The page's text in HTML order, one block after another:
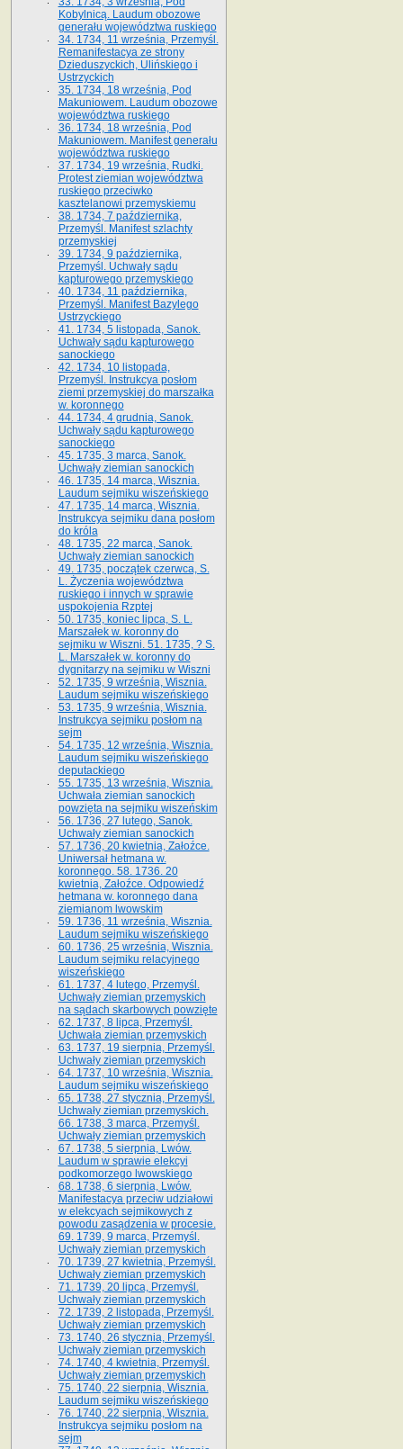
Kobylnicą. Laudum obozowe
generału województwa ruskiego
34. 1734, 11 września, Przemyśl.
Remanifestacya ze strony
Dzieduszyckich, Ulińskiego i
Ustrzyckich
35. 1734, 18 września, Pod
Makuniowem. Laudum obozowe
województwa ruskiego
36. 1734, 18 września, Pod
Makuniowem. Manifest generału
województwa ruskiego
37. 1734, 19 września, Rudki.
Protest ziemian województwa
ruskiego przeciwko
kasztelanowi przemyskiemu
38. 1734, 7 października,
Przemyśl. Manifest szlachty
przemyskiej
39. 1734, 9 października,
Przemyśl. Uchwały sądu
kapturowego przemyskiego
40. 1734, 11 października,
Przemyśl. Manifest Bazylego
Ustrzyckiego
41. 1734, 5 listopada, Sanok.
Uchwały sądu kapturowego
sanockiego
42. 1734, 10 listopada,
Przemyśl. Instrukcya posłom
ziemi przemyskiej do marszałka
w. koronnego
44. 1734, 4 grudnia, Sanok.
Uchwały sądu kapturowego
sanockiego
45. 1735, 3 marca, Sanok.
Uchwały ziemian sanockich
46. 1735, 14 marca, Wisznia.
Laudum sejmiku wiszeńskiego
47. 1735, 14 marca, Wisznia.
Instrukcya sejmiku dana posłom
do króla
48. 1735, 22 marca, Sanok.
Uchwały ziemian sanockich
49. 1735, początek czerwca, S.
L. Życzenia województwa
ruskiego i innych w sprawie
uspokojenia Rzptej
50. 1735, koniec lipca, S. L.
Marszałek w. koronny do
sejmiku w Wiszni. 51. 1735, ? S.
L. Marszałek w. koronny do
dygnitarzy na sejmiku w Wiszni
52. 1735, 9 września, Wisznia.
Laudum sejmiku wiszeńskiego
53. 1735, 9 września, Wisznia.
Instrukcya sejmiku posłom na
sejm
54. 1735, 12 września, Wisznia.
Laudum sejmiku wiszeńskiego
deputackiego
55. 1735, 13 września, Wisznia.
Uchwała ziemian sanockich
powzięta na sejmiku wiszeńskim
56. 1736, 27 lutego, Sanok.
Uchwały ziemian sanockich
57. 1736, 20 kwietnia, Załoźce.
Uniwersał hetmana w.
koronnego. 58. 1736. 20
kwietnia, Załoźce. Odpowiedź
hetmana w. koronnego dana
ziemianom lwowskim
59. 1736, 11 września, Wisznia.
Laudum sejmiku wiszeńskiego
60. 1736, 25 września, Wisznia.
Laudum sejmiku relacyjnego
wiszeńskiego
61. 1737, 4 lutego, Przemyśl.
Uchwały ziemian przemyskich
na sądach skarbowych powzięte
62. 1737, 8 lipca, Przemyśl.
Uchwała ziemian przemyskich
63. 1737, 19 sierpnia, Przemyśl.
Uchwały ziemian przemyskich
64. 1737, 10 września, Wisznia.
Laudum sejmiku wiszeńskiego
65. 1738, 27 stycznia, Przemyśl.
Uchwały ziemian przemyskich­­.
66. 1738, 3 marca, Przemyśl.
Uchwały ziemian przemyskich­
67. 1738, 5 sierpnia, Lwów.
Laudum w sprawie elekcyi
podkomorzego lwowskiego
68. 1738, 6 sierpnia, Lwów.
Manifestacya przeciw udziałowi
w elekcyach sejmikowych z
powodu zasądzenia w procesie.
69. 1739, 9 marca, Przemyśl.
Uchwały ziemian przemyskich
70. 1739, 27 kwietnia, Przemyśl.
Uchwały ziemian przemyskich
71. 1739, 20 lipca, Przemyśl.
Uchwały ziemian przemyskich
72. 1739, 2 listopada, Przemyśl.
Uchwały ziemian przemyskich
73. 1740, 26 stycznia, Przemyśl.
Uchwały ziemian przemyskich
74. 1740, 4 kwietnia, Przemyśl.
Uchwały ziemian przemyskich
75. 1740, 22 sierpnia, Wisznia.
Laudum sejmiku wiszeńskiego
76. 1740, 22 sierpnia, Wisznia.
Instrukcya sejmiku posłom na
sejm